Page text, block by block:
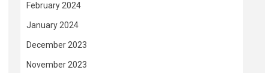
February 2024
January 2024
December 2023
November 2023